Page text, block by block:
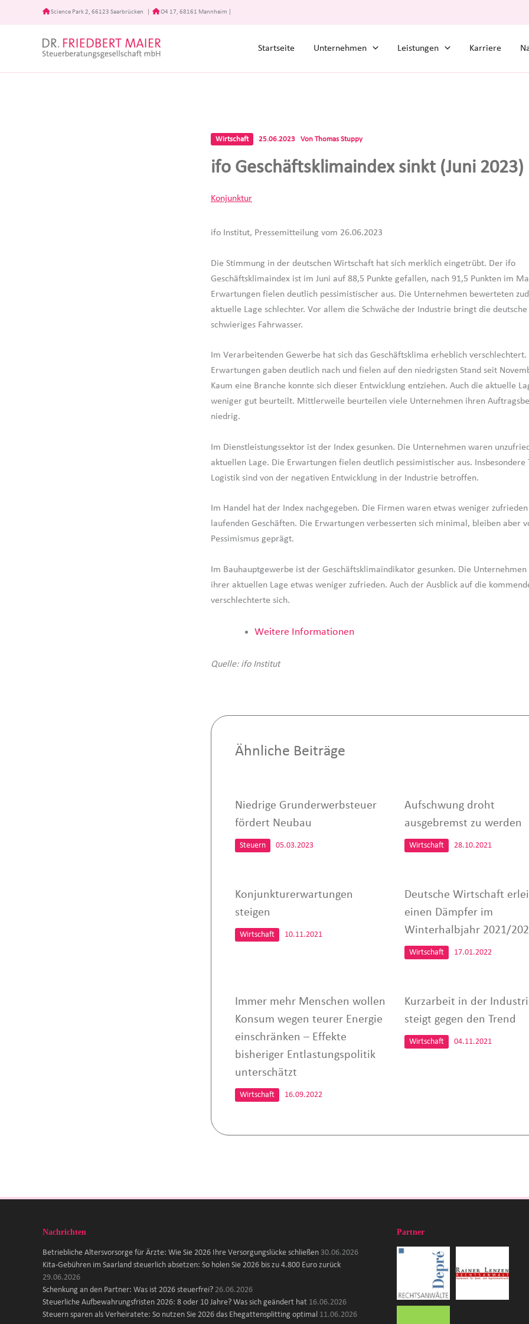
Science Park 2, 66123 Saarbrücken O4 17, 68161 Mannheim
Startseite Unternehmen Leistungen Karriere
Wirtschaft 25.06.2023 Von Thomas Stuppy
ifo Geschäftsklimaindex sinkt (Juni 2023)
Konjunktur
ifo Institut, Pressemitteilung vom 26.06.2023
Die Stimmung in der deutschen Wirtschaft hat sich merklich eingetrübt. Der ifo
Geschäftsklimaindex ist im Juni auf 88,5 Punkte gefallen, nach 91,5 Punkten im
Erwartungen fielen deutlich pessimistischer aus. Die Unternehmen bewerteten
aktuelle Lage schlechter. Vor allem die Schwäche der Industrie bringt die
schwieriges Fahrwasser.
Im Verarbeitenden Gewerbe hat sich das Geschäftsklima erheblich verschlechtert.
Erwartungen gaben deutlich nach und fielen auf den niedrigsten Stand seit
Kaum eine Branche konnte sich dieser Entwicklung entziehen. Auch die aktuelle
weniger gut beurteilt. Mittlerweile beurteilen viele Unternehmen ihren
niedrig.
Im Dienstleistungssektor ist der Index gesunken. Die Unternehmen waren
aktuellen Lage. Die Erwartungen fielen deutlich pessimistischer aus. Insbesondere
Logistik sind von der negativen Entwicklung in der Industrie betroffen.
Im Handel hat der Index nachgegeben. Die Firmen waren etwas weniger
laufenden Geschäften. Die Erwartungen verbesserten sich minimal, bleiben aber
Pessimismus geprägt.
Im Bauhauptgewerbe ist der Geschäftsklimaindikator gesunken. Die
ihrer aktuellen Lage etwas weniger zufrieden. Auch der Ausblick auf die
verschlechterte sich.
Weitere Informationen
Quelle: ifo Institut
Ähnliche Beiträge
Niedrige Grunderwerbsteuer
fördert Neubau
Steuern 05.03.2023
Aufschwung droht
ausgebremst zu werden
Wirtschaft 28.10.2021
Konjunkturerwartungen
steigen
Wirtschaft 10.11.2021
Deutsche Wirtschaft
einen Dämpfer im
Winterhalbjahr 2021/
Wirtschaft 17.01.2022
Immer mehr Menschen wollen
Konsum wegen teurer Energie
einschränken – Effekte
bisheriger Entlastungspolitik
unterschätzt
Wirtschaft 16.09.2022
Kurzarbeit in der
steigt gegen den Trend
Wirtschaft 04.11.2021
Nachrichten
Betriebliche Altersvorsorge für Ärzte: Wie Sie 2026 Ihre Versorgungslücke schließen 30.06.2026
Kita-Gebühren im Saarland steuerlich absetzen: So holen Sie 2026 bis zu 4.800 Euro zurück
29.06.2026
Schenkung an den Partner: Was ist 2026 steuerfrei? 26.06.2026
Steuerliche Aufbewahrungsfristen 2026: 8 oder 10 Jahre? Was sich geändert hat 16.06.2026
Steuern sparen als Verheiratete: So nutzen Sie 2026 das Ehegattensplitting optimal 11.06.2026
Partner